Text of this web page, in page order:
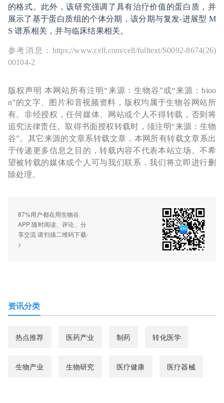
的格式。此外，该研究强调了具有治疗价值的蛋白质，并
展示了基于蛋白质组的个体分期，该分期与复发-进展型 M
S 谱系相关，并与临床结果相关。
参考消息：https://www.cell.com/cell/fulltext/S0092-8674(26)
00104-2
版权声明 本网站所有注明“来源：生物谷”或“来源：bioo
n”的文字、图片和音视频资料，版权均属于生物谷网站所
有。非经授权，任何媒体、网站或个人不得转载，否则将
追究法律责任。取得书面授权转载时，须注明“来源：生物
谷”。其它来源的文章系转载文章，本网所有转载文章系出
于传递更多信息之目的，转载内容不代表本站立场。不希
望被转载的媒体或个人可与我们联系，我们将立即进行删
除处理。
87%用户都在用生物谷
APP 随时阅读、评论、分
享交流 请扫描二维码下载-
>
资讯分类
热点推荐 医药产业 制药 转化医学
生物产业 生物研究 医疗健康 医疗器械